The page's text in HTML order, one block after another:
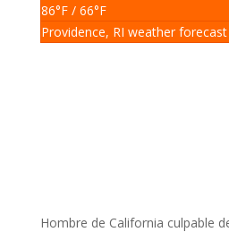
86°F/ 66°F
Providence, RI weather
Hombre de California culpable